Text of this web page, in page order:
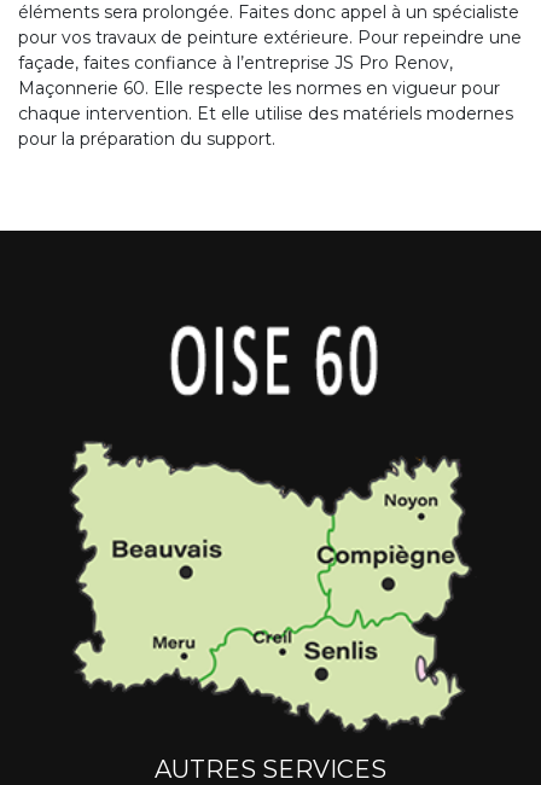
éléments sera prolongée. Faites donc appel à un spécialiste
pour vos travaux de peinture extérieure. Pour repeindre une
façade, faites confiance à l’entreprise JS Pro Renov,
Maçonnerie 60. Elle respecte les normes en vigueur pour
chaque intervention. Et elle utilise des matériels modernes
pour la préparation du support.
AUTRES SERVICES